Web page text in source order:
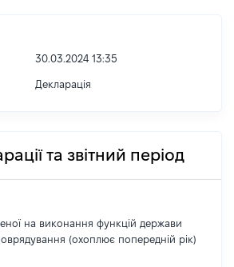
30.03.2024 13:35
Декларація
та звітний період
на виконання функцій держави
(охоплює попередній рік)